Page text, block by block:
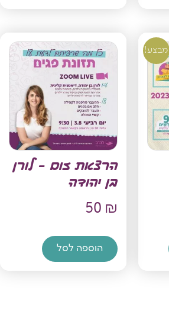
מבצע!
הרצאת זום – לורן
בן יהודה
50 ₪
הוספה לסל